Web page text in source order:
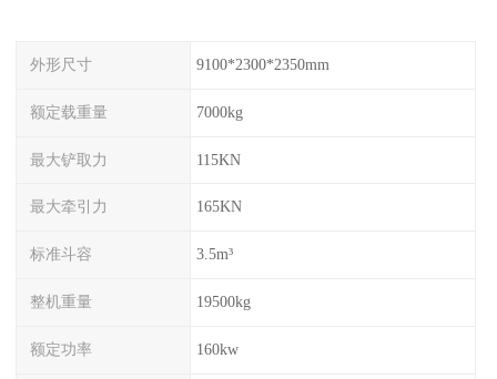
外形尺寸 9100*2300*2350mm
额定载重量 7000kg
最大铲取力 115KN
最大牵引力 165KN
标准斗容 3.5m³
整机重量 19500kg
额定功率 160kw